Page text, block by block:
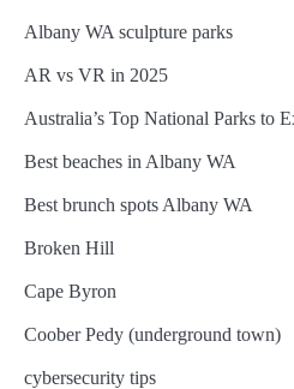
Albany WA sculpture parks
AR vs VR in 2025
Australia’s Top National Parks to
Best beaches in Albany WA
Best brunch spots Albany WA
Broken Hill
Cape Byron
Coober Pedy (underground town)
cybersecurity tips